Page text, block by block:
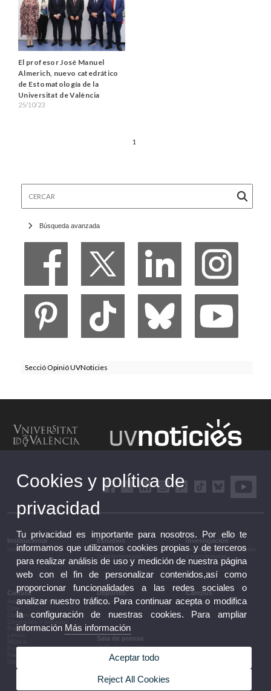
El profesor José Manuel
Almerich, nuevo catedrático
de Estomatología de la
Universitat de València
25/10/23
1
Búsqueda avanzada
Secció Opinió UVNoticies
Institucional
Institucional
Estudios
Estudios y formación
Investigación
Investigación, innovación
Cultura
Artes escénicas
Conferencias y debates
Congresos y jornadas
Exposiciones
Patrimonio
Deportes
Deportes
Campus
Campus
Sala de prensa
UVComunicación
Notas de prensa
Agenda de gobierno
Información corporativa
Cookies y política de
privacidad
Tu privacidad es importante para nosotros. Por ello te
informamos que utilizamos cookies propias y de terceros
para realizar análisis de uso y medición de nuestra página
web con el fin de personalizar contenidos,así como
proporcionar funcionalidades a las redes sociales o
analizar nuestro tráfico. Para continuar acepta o modifica
la configuración de nuestras cookies. Para ampliar
información Más información
Aceptar todo
Reject All Cookies